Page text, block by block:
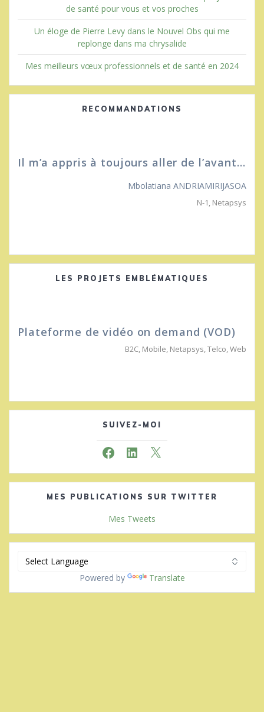
de santé pour vous et vos proches
Un éloge de Pierre Levy dans le Nouvel Obs qui me
replonge dans ma chrysalide
Mes meilleurs vœux professionnels et de santé en 2024
RECOMMANDATIONS
Il m’a appris à toujours aller de l’avant…
Mbolatiana ANDRIAMIRIJASOA
N-1, Netapsys
LES PROJETS EMBLÉMATIQUES
Plateforme de vidéo on demand (VOD)
B2C, Mobile, Netapsys,Telco,Web
SUIVEZ-MOI
FacebookLinkedIn
X
MES PUBLICATIONS SUR TWITTER
Mes Tweets
Powered by Translate